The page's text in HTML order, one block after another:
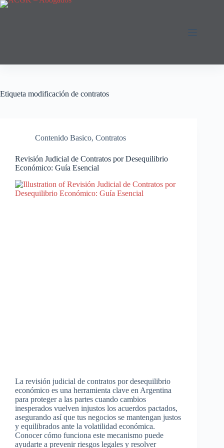
Saltar
Etiqueta modificación de contratos
Contenido Basico, Contratos
Revisión Judicial de Contratos por Desequilibrio
Económico: Guía Esencial
La revisión judicial de contratos por desequilibrio
económico es una herramienta clave en Argentina
para proteger a las partes cuando cambios
inesperados vuelven injustos los acuerdos pactados,
asegurando así que tus negocios se mantengan justos
y equilibrados ante la volatilidad económica.
Conocer cómo funciona este mecanismo puede
ayudarte a prevenir riesgos legales y resolver